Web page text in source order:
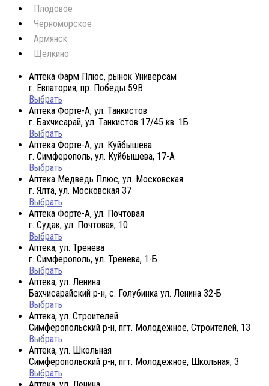
Плодовое
Черноморское
Армянск
Щелкино
Аптека Фарм Плюс, рынок Универсам
г. Евпатория, пр. Победы 59В
Выбрать
Аптека Форте-А, ул. Танкистов
г. Бахчисарай, ул. Танкистов 17/45 кв. 1Б
Выбрать
Аптека Форте-А, ул. Куйбышева
г. Симферополь, ул. Куйбышева, 17-А
Выбрать
Аптека Медведь Плюс, ул. Московская
г. Ялта, ул. Московская 37
Выбрать
Аптека Форте-А, ул. Почтовая
г. Судак, ул. Почтовая, 10
Выбрать
Аптека, ул. Тренева
г. Симферополь, ул. Тренева, 1-Б
Выбрать
Аптека, ул. Ленина
Бахчисарайский р-н, с. Голубинка ул. Ленина 32-Б
Выбрать
Аптека, ул. Строителей
Симферопольский р-н, пгт. Молодежное, Строителей, 13
Выбрать
Аптека, ул. Школьная
Симферопольский р-н, пгт. Молодежное, Школьная, 3
Выбрать